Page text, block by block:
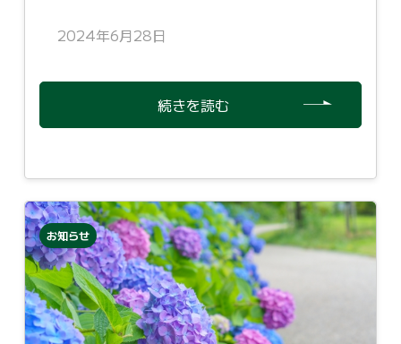
2024年6月28日
続きを読む
お知らせ